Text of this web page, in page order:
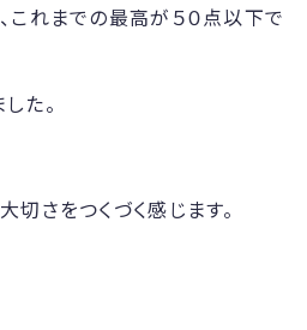
これまでの最高が５０点以下で
た。
さをつくづく感じます。